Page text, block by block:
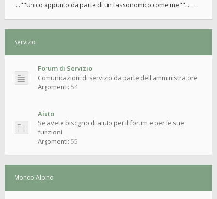
....""Unico appunto da parte di un tassonomico come me""...…
Servizio
Forum di Servizio
Comunicazioni di servizio da parte dell'amministratore
Argomenti: 54
Aiuto
Se avete bisogno di aiuto per il forum e per le sue
funzioni
Argomenti: 55
Mondo Alpino